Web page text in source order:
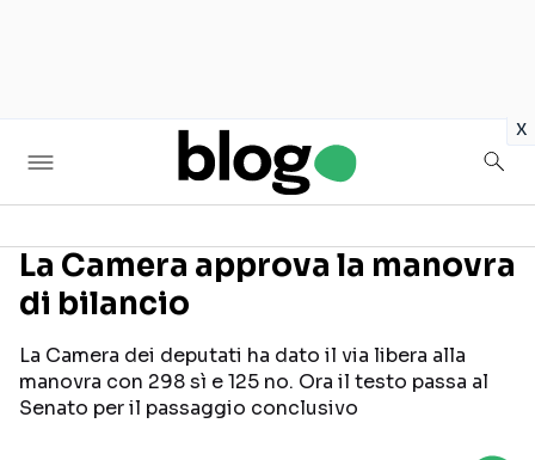
x
Seguici sui social
La Camera approva la manovra
di bilancio
La Camera dei deputati ha dato il via libera alla
manovra con 298 sì e 125 no. Ora il testo passa al
Senato per il passaggio conclusivo